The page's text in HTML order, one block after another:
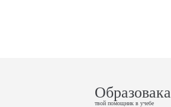
Образовака
твой помощник в учебе